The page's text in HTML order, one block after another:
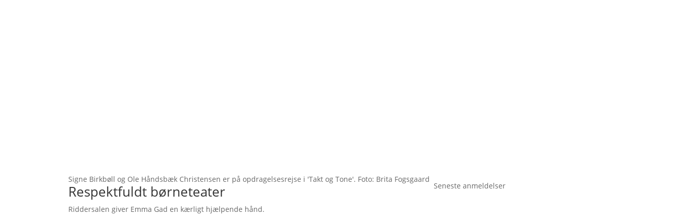
Signe Birkbøll og Ole Håndsbæk Christensen er på opdragelsesrejse i 'Takt og Tone'. Foto: Brita Fogsgaard
Respektfuldt børneteater
Riddersalen giver Emma Gad en kærligt hjælpende hånd.
Seneste anmeldelser